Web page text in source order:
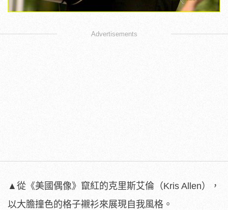
Advertisements
▲從《美國偶像》竄紅的克里斯艾倫（Kris Allen），
以大膽撞色的格子襯衫來展現自我風格。